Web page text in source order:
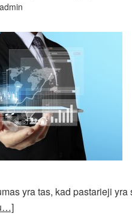
admin
yra tas, kad pastarieji